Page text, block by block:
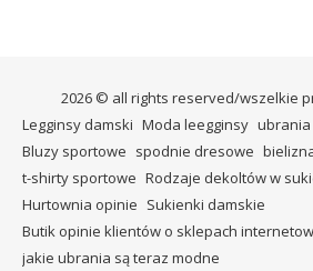
2026 © all rights reserved/wszelkie
Legginsy damski Moda leegginsy
Bluzy sportowe spodnie dresowe
t-shirty sportowe Rodzaje dekoltów w
Hurtownia opinie Sukienki damskie
Butik opinie klientów o sklepach
jakie ubrania są teraz modne